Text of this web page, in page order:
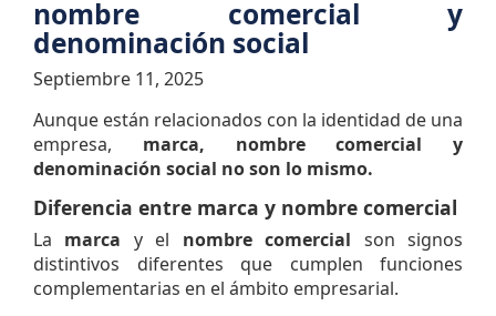
nombre comercial y
denominación social
Septiembre 11, 2025
Aunque están relacionados con la identidad de una
empresa, marca, nombre comercial y
denominación social no son lo mismo.
Diferencia entre marca y nombre comercial
La marca y el nombre comercial son signos
distintivos diferentes que cumplen funciones
complementarias en el ámbito empresarial.